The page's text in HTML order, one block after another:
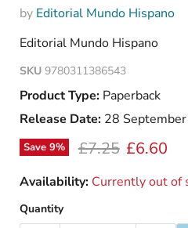
by Editorial Mundo Hispano
Editorial Mundo Hispano
SKU 9780311386543
Product Type:Paperback
Release Date:28
Save 9% Original price
£7.25 Current
£6.60
Availability: Currently out of
Quantity